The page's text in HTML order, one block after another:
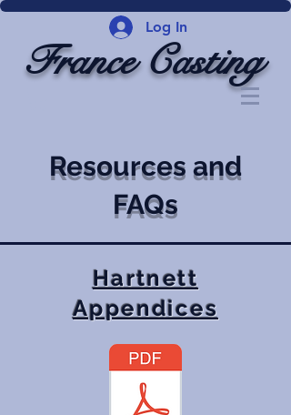
Log In
France Casting
Resources and
FAQs
Hartnett
Appendices